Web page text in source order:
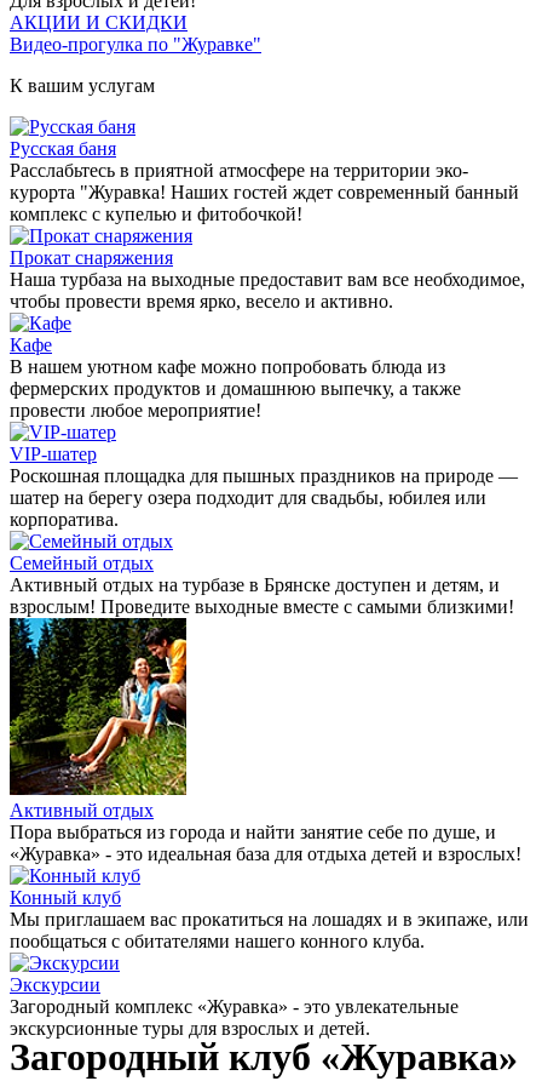
АКЦИИ И СКИДКИ
Видео-прогулка по "Журавке"
К вашим услугам
Русская баня
Расслабьтесь в приятной атмосфере на территории эко-
курорта "Журавка! Наших гостей ждет современный банный
комплекс с купелью и фитобочкой!
Прокат снаряжения
Наша турбаза на выходные предоставит вам все необходимое,
чтобы провести время ярко, весело и активно.
Кафе
В нашем уютном кафе можно попробовать блюда из
фермерских продуктов и домашнюю выпечку, а также
провести любое мероприятие!
VIP-шатер
Роскошная площадка для пышных праздников на природе —
шатер на берегу озера подходит для свадьбы, юбилея или
корпоратива.
Семейный отдых
Активный отдых на турбазе в Брянске доступен и детям, и
взрослым! Проведите выходные вместе с самыми близкими!
Активный отдых
Пора выбраться из города и найти занятие себе по душе, и
«Журавка» - это идеальная база для отдыха детей и взрослых!
Конный клуб
Мы приглашаем вас прокатиться на лошадях и в экипаже, или
пообщаться с обитателями нашего конного клуба.
Экскурсии
Загородный комплекс «Журавка» - это увлекательные
экскурсионные туры для взрослых и детей.
Загородный клуб «Журавка»